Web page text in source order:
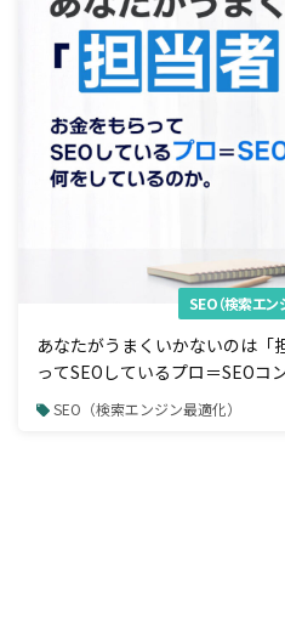
SEO（検索エン
あなたがうまくいかないのは「
ってSEOしているプロ＝SEOコ
SEO（検索エンジン最適化）